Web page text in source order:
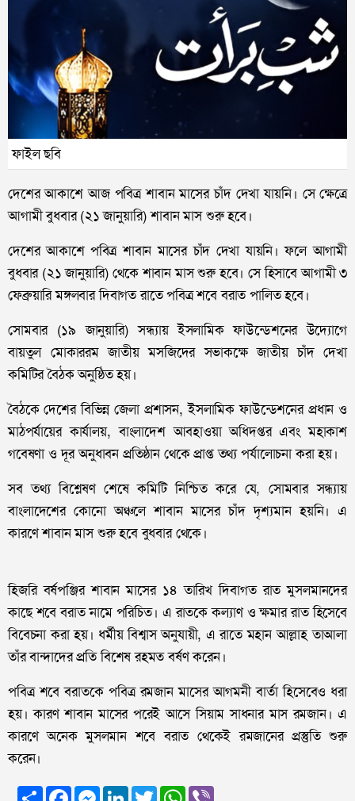
ফাইল ছবি
দেশের আকাশে আজ পবিত্র শাবান মাসের চাঁদ দেখা যায়নি। সে ক্ষেত্রে
আগামী বুধবার (২১ জানুয়ারি) শাবান মাস শুরু হবে।
দেশের আকাশে পবিত্র শাবান মাসের চাঁদ দেখা যায়নি। ফলে আগামী
বুধবার (২১ জানুয়ারি) থেকে শাবান মাস শুরু হবে। সে হিসাবে আগামী ৩
ফেব্রুয়ারি মঙ্গলবার দিবাগত রাতে পবিত্র শবে বরাত পালিত হবে।
সোমবার (১৯ জানুয়ারি) সন্ধ্যায় ইসলামিক ফাউন্ডেশনের উদ্যোগে
বায়তুল মোকাররম জাতীয় মসজিদের সভাকক্ষে জাতীয় চাঁদ দেখা
কমিটির বৈঠক অনুষ্ঠিত হয়।
বৈঠকে দেশের বিভিন্ন জেলা প্রশাসন, ইসলামিক ফাউন্ডেশনের প্রধান ও
মাঠপর্যায়ের কার্যালয়, বাংলাদেশ আবহাওয়া অধিদপ্তর এবং মহাকাশ
গবেষণা ও দূর অনুধাবন প্রতিষ্ঠান থেকে প্রাপ্ত তথ্য পর্যালোচনা করা হয়।
সব তথ্য বিশ্লেষণ শেষে কমিটি নিশ্চিত করে যে, সোমবার সন্ধ্যায়
বাংলাদেশের কোনো অঞ্চলে শাবান মাসের চাঁদ দৃশ্যমান হয়নি। এ
কারণে শাবান মাস শুরু হবে বুধবার থেকে।
হিজরি বর্ষপঞ্জির শাবান মাসের ১৪ তারিখ দিবাগত রাত মুসলমানদের
কাছে শবে বরাত নামে পরিচিত। এ রাতকে কল্যাণ ও ক্ষমার রাত হিসেবে
বিবেচনা করা হয়। ধর্মীয় বিশ্বাস অনুযায়ী, এ রাতে মহান আল্লাহ তাআলা
তাঁর বান্দাদের প্রতি বিশেষ রহমত বর্ষণ করেন।
পবিত্র শবে বরাতকে পবিত্র রমজান মাসের আগমনী বার্তা হিসেবেও ধরা
হয়। কারণ শাবান মাসের পরেই আসে সিয়াম সাধনার মাস রমজান। এ
কারণে অনেক মুসলমান শবে বরাত থেকেই রমজানের প্রস্তুতি শুরু
করেন।
ShareFacebookMessenger
LinkedInTwitterWhatsApp